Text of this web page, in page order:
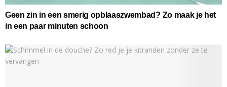
Geen zin in een smerig opblaaszwembad? Zo maak je het
in een paar minuten schoon